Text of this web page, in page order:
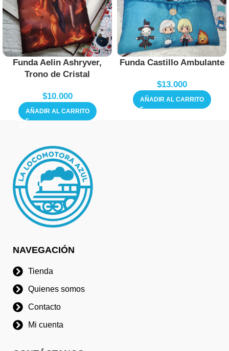
Funda Aelin Ashryver,
Trono de Cristal
$10.000
AÑADIR AL CARRITO
Funda Castillo Ambulante
$13.000
AÑADIR AL CARRITO
NAVEGACIÓN
Tienda
Quienes somos
Contacto
Mi cuenta